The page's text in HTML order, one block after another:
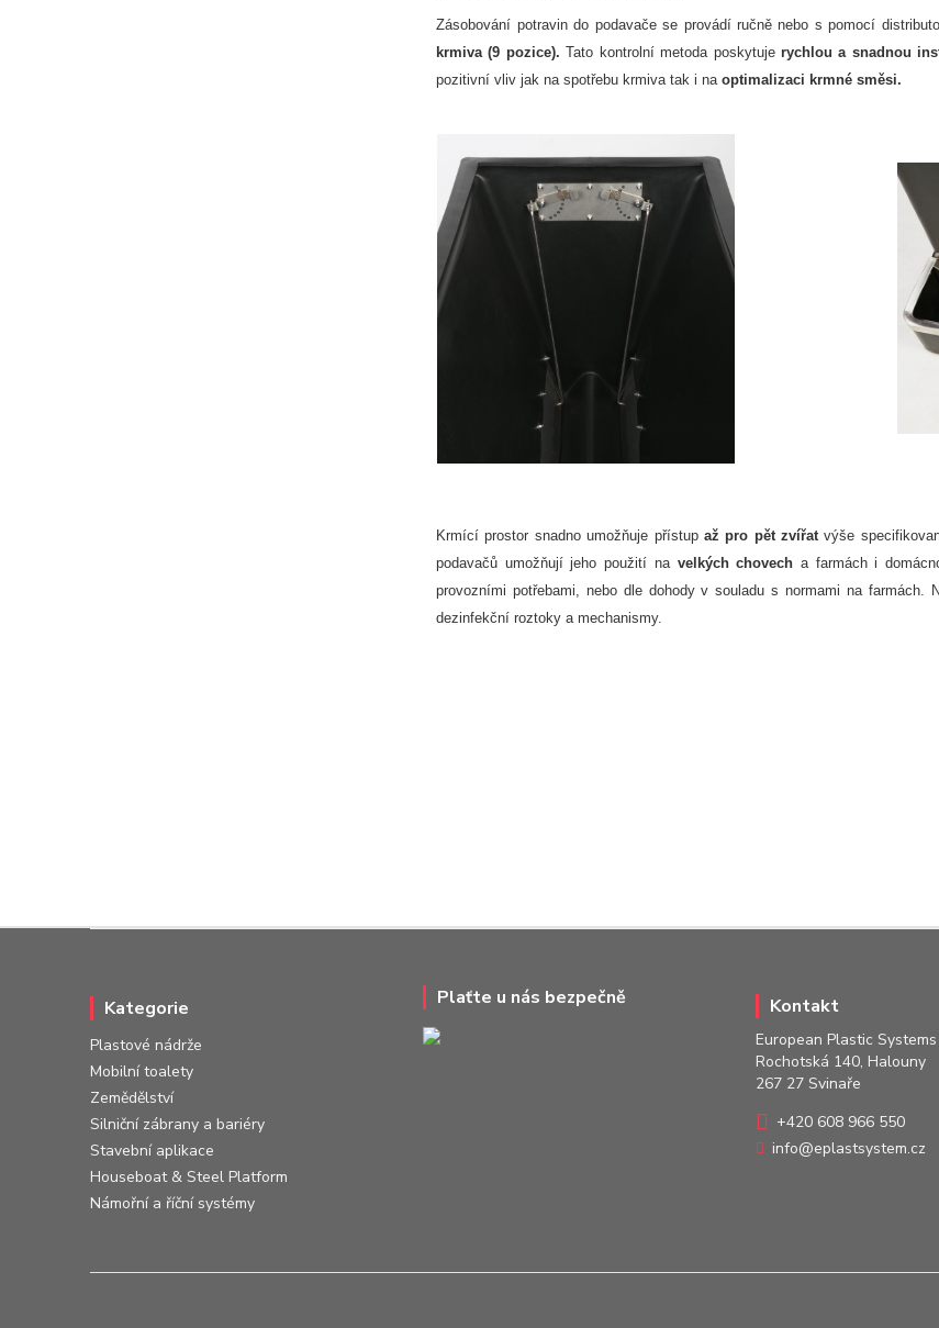
Zásobování potravin do podavače se provádí ručně nebo s pomocí
krmiva (9 pozice). Tato kontrolní metoda poskytuje rychlou a snadnou
pozitivní vliv jak na spotřebu krmiva tak i naoptimalizaci krmné směsi.
Krmící prostor snadno umožňuje přístup až pro pět zvířat výše
podavačů umožňují jeho použití na velkých chovech a farmách i
provozními potřebami, nebo dle dohody v souladu s normami na
dezinfekční roztoky a mechanismy.
Kategorie
Plastové nádrže
Mobilní toalety
Zemědělství
Silniční zábrany a bariéry
Stavební aplikace
Houseboat & Steel Platform
Námořní a říční systémy
Plaťte u nás bezpečně Kontakt
European Plastic Systems
Rochotská 140, Halouny
267 27 Svinaře
+420 608 966 550
info@eplastsystem.cz